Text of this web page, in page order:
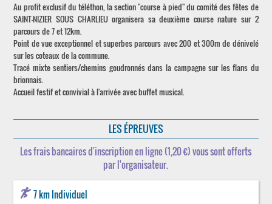
Au profit exclusif du téléthon, la section "course à pied" du comité des fêtes de
SAINT-NIZIER SOUS CHARLIEU organisera sa deuxième course nature sur 2
parcours de 7 et 12km.
Point de vue exceptionnel et superbes parcours avec 200 et 300m de dénivelé
sur les coteaux de la commune.
Tracé mixte sentiers/chemins goudronnés dans la campagne sur les flans du
brionnais.
Accueil festif et convivial à l'arrivée avec buffet musical.
LES ÉPREUVES
Les frais bancaires d'inscription en ligne (1,20 €) vous sont offerts
par l'organisateur.
7 km Individuel